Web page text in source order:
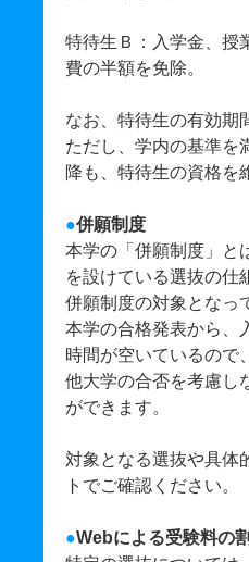
特待生Ｂ：入学金、授
費の半額を免除。
なお、特待生の有効期
ただし、学内の基準を
降も、特待生の資格を
●併願制度
本学の「併願制度」と
を設けている選抜の仕
併願制度の対象となっ
本学の合格発表から、
時間が空いているので、
他大学の合否を考慮し
ができます。
対象となる選抜や具体
トでご確認ください。
●Webによる受験料の割